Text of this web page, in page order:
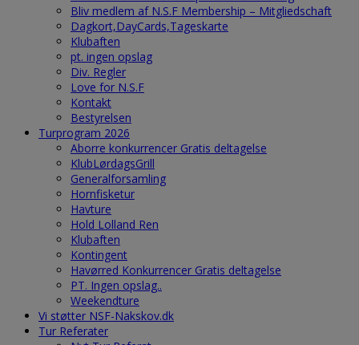
Bliv medlem af N.S.F Membership – Mitgliedschaft
Dagkort,DayCards,Tageskarte
Klubaften
pt. ingen opslag
Div. Regler
Love for N.S.F
Kontakt
Bestyrelsen
Turprogram 2026
Aborre konkurrencer Gratis deltagelse
KlubLørdagsGrill
Generalforsamling
Hornfisketur
Havture
Hold Lolland Ren
Klubaften
Kontingent
Havørred Konkurrencer Gratis deltagelse
PT. Ingen opslag..
Weekendture
Vi støtter NSF-Nakskov.dk
Tur Referater